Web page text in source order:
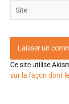
Ce site utilise
sur la façon dont